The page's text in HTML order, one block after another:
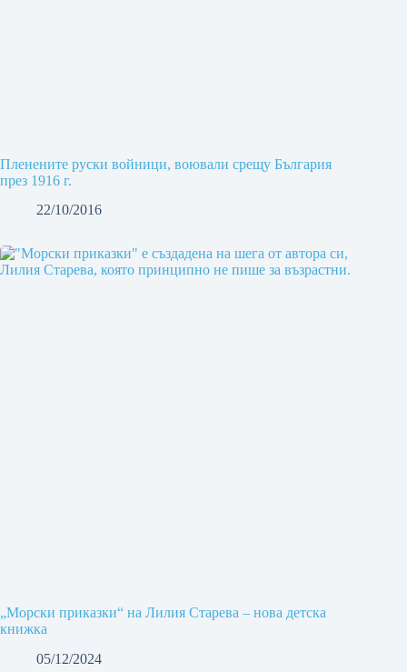
Пленените руски войници, воювали срещу България
през 1916 г.
22/10/2016
„Морски приказки“ на Лилия Старева – нова детска
книжка
05/12/2024